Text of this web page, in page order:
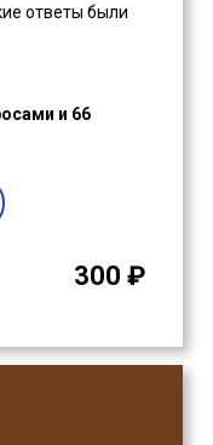
ответы были
и 66
300 ₽